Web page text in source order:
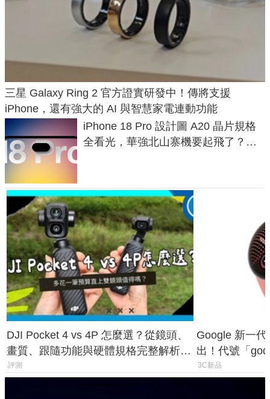
三星 Galaxy Ring 2 官方證實研發中！傳將支援
iPhone，還有強大的 AI 與智慧家電連動功能
iPhone 18 Pro 設計圖 A20 晶片規格
全看光，華強北山寨機要起飛了？專
DJI Pocket 4 vs 4P 怎麼選？從鏡頭、
畫質、跟隨功能與硬體規格完整解析，
一次看懂兩台差異
評測
Google 新一
出！代號「
鎖定 AI 應用
3C新品